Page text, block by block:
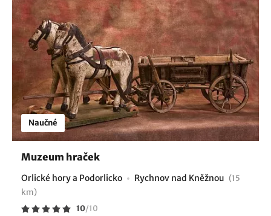
Naučné
Muzeum hraček
Orlické hory a Podorlicko Rychnov nad Kněžnou (15
km)
10/10